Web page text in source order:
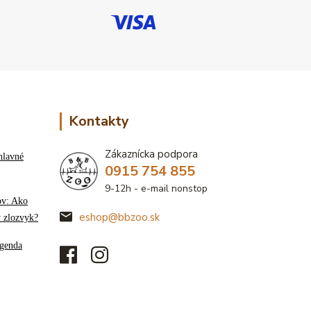
Ako
zlozvyk?
Kontakty
Zákaznícka podpora
0915 754 855
9-12h - e-mail nonstop
eshop@bbzoo.sk